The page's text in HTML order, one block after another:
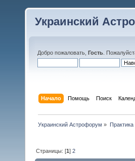
Украинский
Добро пожаловать, Гость .
Начало Помощь Поиск
Украинский Астрофорум » Практика
Страницы: [1]2